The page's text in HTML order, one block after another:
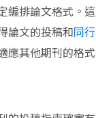
編排論文格式。這
論文的投稿和同行
應其他期刊的格式